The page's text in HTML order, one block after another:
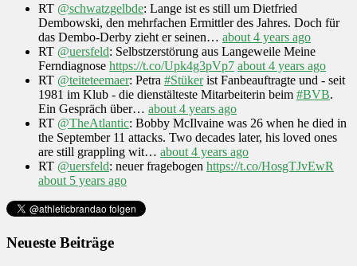
RT @schwatzgelbde: Lange ist es still um Dietfried
Dembowski, den mehrfachen Ermittler des Jahres. Doch für
das Dembo-Derby zieht er seinen… about 4 years ago
RT @uersfeld: Selbstzerstörung aus Langeweile Meine
Ferndiagnose https://t.co/Upk4g3pVp7 about 4 years ago
RT @teiteteemaer: Petra #Stükerist Fanbeauftragte und - seit
1981 im Klub - die dienstälteste Mitarbeiterin beim #BVB.
Ein Gespräch über… about 4 years ago
RT @TheAtlantic: Bobby McIlvaine was 26 when he died in
the September 11 attacks. Two decades later, his loved ones
are still grappling wit… about 4 years ago
RT @uersfeld: neuer fragebogen https://t.co/HosgTJvEwR
about 5 years ago
Neueste Beiträge